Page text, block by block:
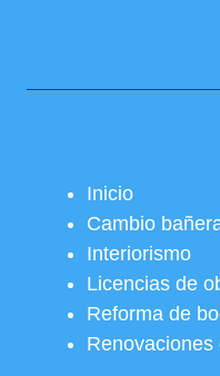
Inicio
Cambio
Interiorismo
Licencias de
Reforma de
Renovaciones